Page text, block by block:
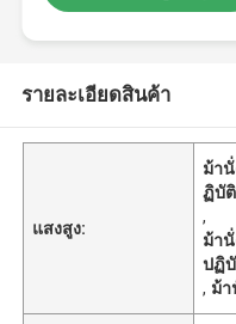
รายละเอียดสินค้า
แสงสูง:
ม้า
ฏิบั
,
ม้า
ปฏิ
, ม้า